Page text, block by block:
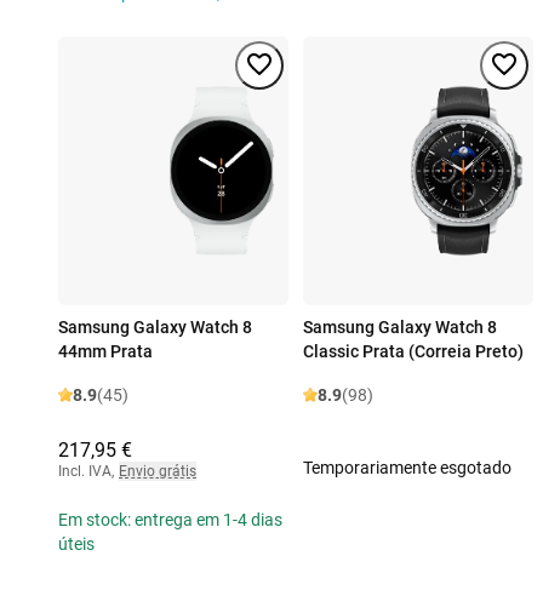
Samsung Galaxy Watch 8
44mm Prata
8.9(45)
217,95 €
Incl. IVA, Envio grátis
Em stock: entrega em 1-4 dias
úteis
Samsung Galaxy Watch 8
Classic Prata (Correia Preto)
8.9(98)
Temporariamente esgotado